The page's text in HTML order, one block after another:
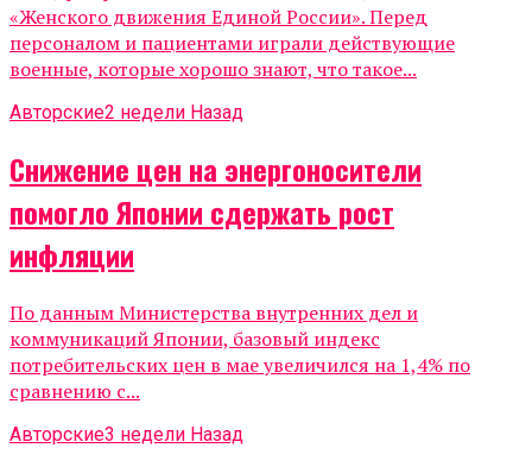
«Женского движения Единой России». Перед
персоналом и пациентами играли действующие
военные, которые хорошо знают, что такое...
Авторские2 недели Назад
Снижение цен на энергоносители
помогло Японии сдержать рост
инфляции
По данным Министерства внутренних дел и
коммуникаций Японии, базовый индекс
потребительских цен в мае увеличился на 1,4% по
сравнению с...
Авторские3 недели Назад